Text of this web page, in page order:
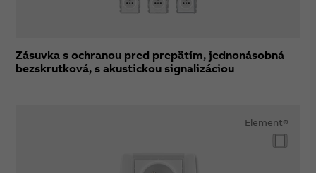
Zásuvka s ochranou pred prepätím, jednonásobná
bezskrutková, s akustickou signalizáciou
Element®